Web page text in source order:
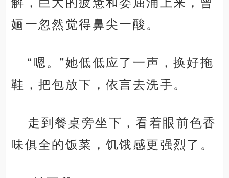
婳一忽然觉得鼻尖一酸。
“嗯。”她低低应了一声，换好拖
鞋，把包放下，依言去洗手。
走到餐桌旁坐下，看着眼前色香
味俱全的饭菜，饥饿感更强烈了。